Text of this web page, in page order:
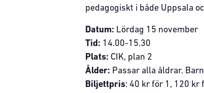
pedagogiskt i både Uppsala
Datum: Lördag 15 november
Tid: 14.00-15.30
Plats: CIK, plan 2
Ålder: Passar alla åldrar.
Biljettpris: 40 kr för 1, 120 kr